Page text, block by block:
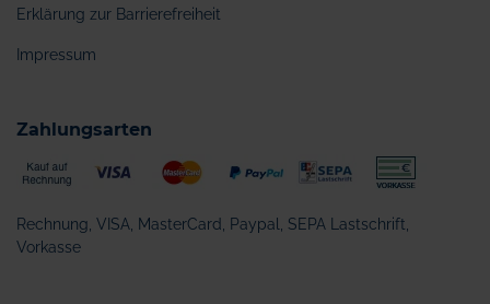
Erklärung zur Barrierefreiheit
Impressum
Zahlungsarten
Rechnung, VISA, MasterCard, Paypal, SEPA Lastschrift,
Vorkasse